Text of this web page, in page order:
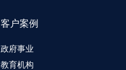
客户案例
政府事业
教育机构